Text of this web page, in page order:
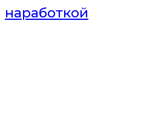
наработкой